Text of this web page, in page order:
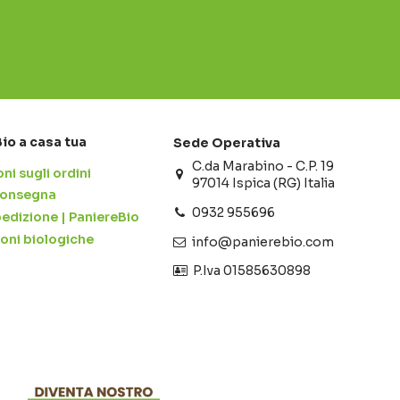
a casa tua
sugli ordini
| PaniereBio
biologiche
Sede Operativa
C.da Marabino - C.P. 19
97014 Ispica (RG) Italia
0932 955696
info@panierebio.com
‎‎‎‎‎ P.Iva 01585630898